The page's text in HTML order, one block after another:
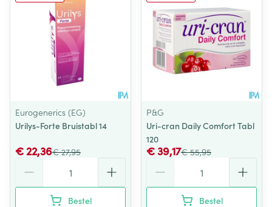
Eurogenerics (EG)
Urilys-Forte Bruistabl 14
€ 27,95
€ 22,36
Bestel
P&G
Uri-cran Daily Comfort Tabl
120
€ 55,95
€ 39,17
Bestel